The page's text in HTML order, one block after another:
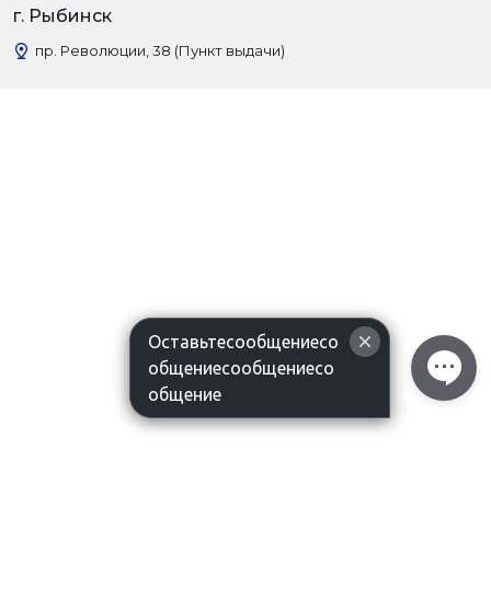
г. Рыбинск
пр. Революции, 38 (Пункт выдачи)
Оставьтесообщениесо
общениесообщениесо
общение